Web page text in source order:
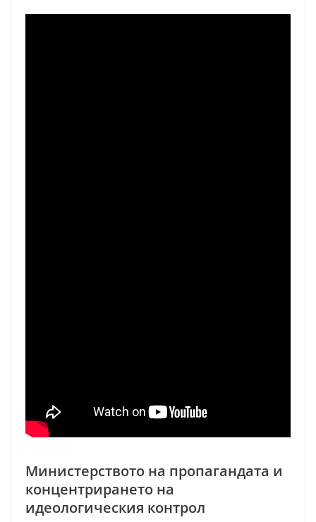
Министерството на пропагандата и
концентрирането на
идеологическия контрол